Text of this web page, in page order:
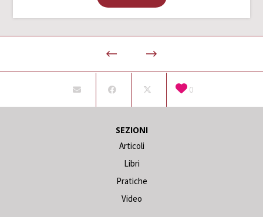
0
SEZIONI
Articoli
Libri
Pratiche
Video